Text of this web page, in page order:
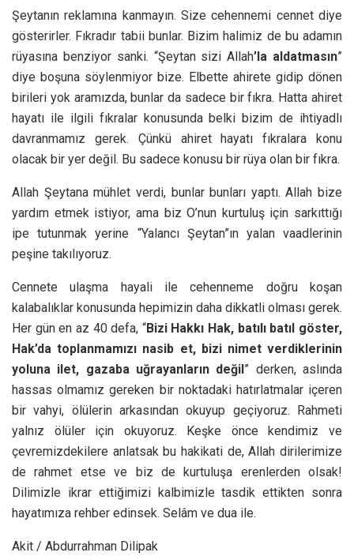
Şeytanın reklamına kanmayın. Size cehennemi cennet diye
gösterirler. Fıkradır tabii bunlar. Bizim halimiz de bu adamın
rüyasına benziyor sanki. “Şeytan sizi Allah’la aldatmasın”
diye boşuna söylenmiyor bize. Elbette ahirete gidip dönen
birileri yok aramızda, bunlar da sadece bir fıkra. Hatta ahiret
hayatı ile ilgili fıkralar konusunda belki bizim de ihtiyadlı
davranmamız gerek. Çünkü ahiret hayatı fıkralara konu
olacak bir yer değil. Bu sadece konusu bir rüya olan bir fıkra.
Allah Şeytana mühlet verdi, bunlar bunları yaptı. Allah bize
yardım etmek istiyor, ama biz O’nun kurtuluş için sarkıttığı
ipe tutunmak yerine “Yalancı Şeytan”ın yalan vaadlerinin
peşine takılıyoruz.
Cennete ulaşma hayali ile cehenneme doğru koşan
kalabalıklar konusunda hepimizin daha dikkatli olması gerek.
Her gün en az 40 defa, “Bizi Hakkı Hak, batılı batıl göster,
Hak’da toplanmamızı nasib et, bizi nimet verdiklerinin
yoluna ilet, gazaba uğrayanların değil” derken, aslında
hassas olmamız gereken bir noktadaki hatırlatmalar içeren
bir vahyi, ölülerin arkasından okuyup geçiyoruz. Rahmeti
yalnız ölüler için okuyoruz. Keşke önce kendimiz ve
çevremizdekilere anlatsak bu hakikati de, Allah dirilerimize
de rahmet etse ve biz de kurtuluşa erenlerden olsak!
Dilimizle ikrar ettiğimizi kalbimizle tasdik ettikten sonra
hayatımıza rehber edinsek. Selâm ve dua ile.
Akit / Abdurrahman Dilipak